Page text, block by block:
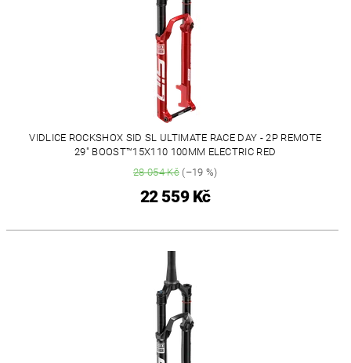
VIDLICE ROCKSHOX SID SL ULTIMATE RACE DAY - 2P REMOTE
29" BOOST™15X110 100MM ELECTRIC RED
28 054 Kč(–19 %)
22 559 Kč